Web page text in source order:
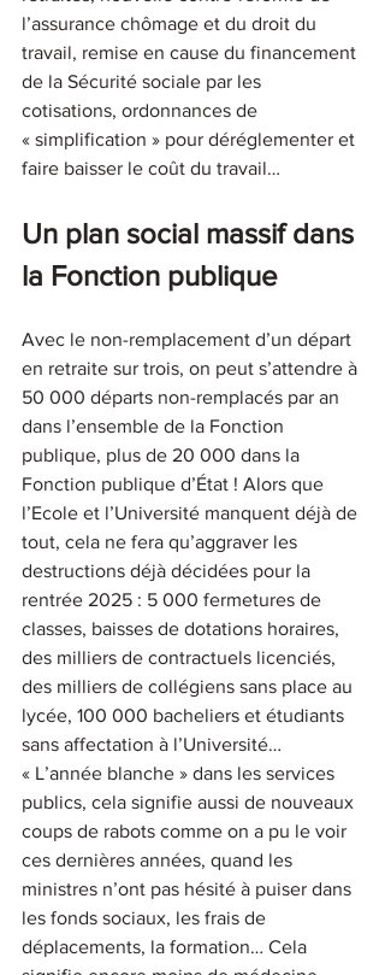
l’assurance chômage et du droit du
travail, remise en cause du financement
de la Sécurité sociale par les
cotisations, ordonnances de
« simplification » pour déréglementer et
faire baisser le coût du travail…
Un plan social massif dans
la Fonction publique
Avec le non-remplacement d’un départ
en retraite sur trois, on peut s’attendre à
50 000 départs non-remplacés par an
dans l’ensemble de la Fonction
publique, plus de 20 000 dans la
Fonction publique d’État ! Alors que
l’Ecole et l’Université manquent déjà de
tout, cela ne fera qu’aggraver les
destructions déjà décidées pour la
rentrée 2025 : 5 000 fermetures de
classes, baisses de dotations horaires,
des milliers de contractuels licenciés,
des milliers de collégiens sans place au
lycée, 100 000 bacheliers et étudiants
sans affectation à l’Université…
« L’année blanche » dans les services
publics, cela signifie aussi de nouveaux
coups de rabots comme on a pu le voir
ces dernières années, quand les
ministres n’ont pas hésité à puiser dans
les fonds sociaux, les frais de
déplacements, la formation… Cela